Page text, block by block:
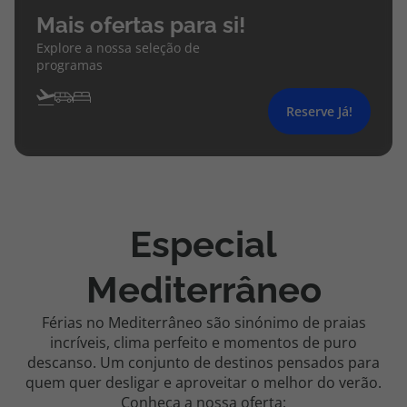
Mais ofertas para si!
Explore a nossa seleção de
programas
Reserve Já!
Especial
Mediterrâneo
Férias no Mediterrâneo são sinónimo de praias
incríveis, clima perfeito e momentos de puro
descanso. Um conjunto de destinos pensados para
quem quer desligar e aproveitar o melhor do verão.
Conheça a nossa oferta: